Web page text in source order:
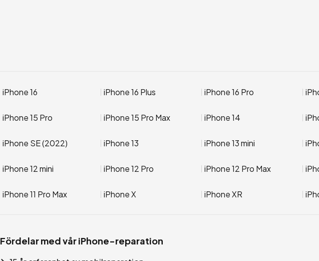
iPhone 16 iPhone 16 Plus iPhone 16 Pro
iPhone 15 Pro iPhone 15 Pro Max iPhone 14
iPhone SE (2022) iPhone 13 iPhone 13 mini
iPhone 12 mini iPhone 12 Pro iPhone 12 Pro Max
iPhone 11 Pro Max iPhone X iPhone XR
Fördelar med vår iPhone-reparation